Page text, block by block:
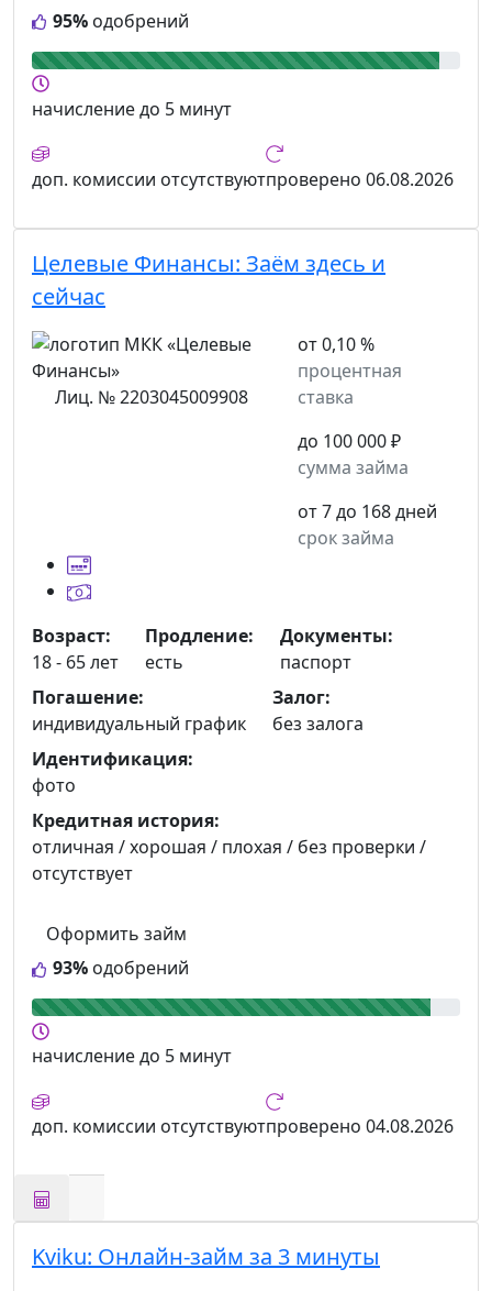
95% одобрений
начислениедо 5 минут
доп. комиссии отсутствуютпроверено 06.08.2026
Целевые Финансы: Заём здесь и
сейчас
Лиц. № 2203045009908
от 0,10 %
процентная
ставка
до 100 000 ₽
сумма займа
от 7 до 168 дней
срок займа
93% одобрений
Оформить займ
Возраст:
18 - 65 лет
Продление:
есть
Документы:
паспорт
Погашение:
индивидуальный график
Залог:
без залога
Идентификация:
фото
Кредитная история:
отличная / хорошая / плохая / без проверки /
отсутствует
начислениедо 5 минут
доп. комиссии отсутствуютпроверено 04.08.2026
Kviku: Онлайн-займ за 3 минуты